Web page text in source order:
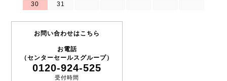
SQ350【帯域】350MHz 【減衰比】10:1 【入力抵
10MHz 【減衰比】1:1 【入力抵抗】0.02Ω
詳細はヤマト科学WEBサイトをご覧ください。
30
31
お問い合わせはこちら
お電話
（センターセールスグループ）
0120-924-525
受付時間